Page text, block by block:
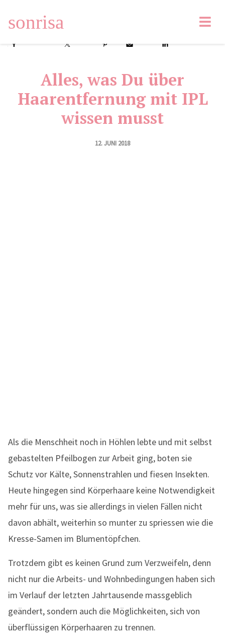
sonrisa
Alles, was Du über
Haarentfernung mit IPL
wissen musst
12. JUNI 2018
Als die Menschheit noch in Höhlen lebte und mit selbst
gebastelten Pfeilbogen zur Arbeit ging, boten sie
Schutz vor Kälte, Sonnenstrahlen und fiesen Insekten.
Heute hingegen sind Körperhaare keine Notwendigkeit
mehr für uns, was sie allerdings in vielen Fällen nicht
davon abhält, weiterhin so munter zu spriessen wie die
Kresse-Samen im Blumentöpfchen.
Trotzdem gibt es keinen Grund zum Verzweifeln, denn
nicht nur die Arbeits- und Wohnbedingungen haben sich
im Verlauf der letzten Jahrtausende massgeblich
geändert, sondern auch die Möglichkeiten, sich von
überflüssigen Körperhaaren zu trennen.